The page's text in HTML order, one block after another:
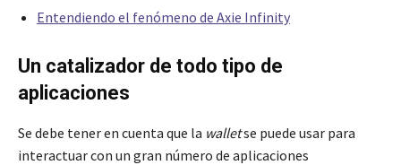
Entendiendo el fenómeno de Axie Infinity
Un catalizador de todo tipo de
aplicaciones
Se debe tener en cuenta que la walletse puede usar para
interactuar con un gran número de aplicaciones